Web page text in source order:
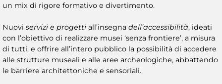
un mix di rigore formativo e divertimento.
Nuovi servizi e progetti all’insegna dell’accessibilità, ideati
con l’obiettivo di realizzare musei ‘senza frontiere’, a misura
di tutti, e offrire all’intero pubblico la possibilità di accedere
alle strutture museali e alle aree archeologiche, abbattendo
le barriere architettoniche e sensoriali.